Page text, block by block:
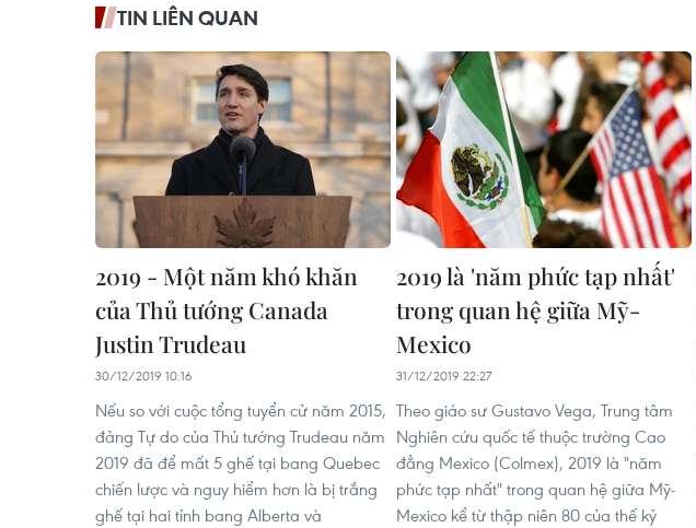
TIN LIÊN QUAN
2019 - Một năm khó khăn
của Thủ tướng Canada
Justin Trudeau
30/12/2019 10:16
Nếu so với cuộc tổng tuyển cử năm 2015,
đảng Tự do của Thủ tướng Trudeau năm
2019 đã để mất 5 ghế tại bang Quebec
chiến lược và nguy hiểm hơn là bị trắng
ghế tại hai tỉnh bang Alberta và
2019 là 'năm phức tạp nhất'
trong quan hệ giữa Mỹ-
Mexico
31/12/2019 22:27
Theo giáo sư Gustavo Vega, Trung tâm
Nghiên cứu quốc tế thuộc trường Cao
đẳng Mexico (Colmex), 2019 là "năm
phức tạp nhất" trong quan hệ giữa Mỹ-
Mexico kể từ thập niên 80 của thế kỷ